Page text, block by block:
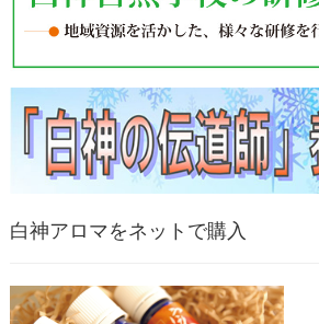
白神アロマをネットで購入